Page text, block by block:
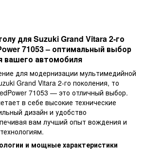
для Suzuki Grand Vitara 2-го
71053 – оптимальный выбор
вашего автомобиля
для модернизации мультимедийной
Grand Vitara 2-го поколения, то
71053 — это отличный выбор.
в себе высокие технические
дизайн и удобство
вам лучший опыт вождения и
и мощные характеристики